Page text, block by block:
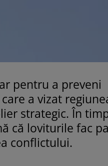
pentru a preveni
a vizat
strategic. În
că loviturile fac
conflictului.